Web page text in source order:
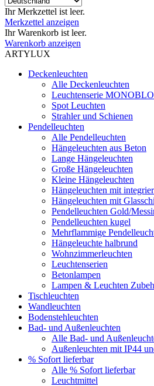
Ihr Merkzettel ist leer.
Merkzettel anzeigen
Ihr Warenkorb ist leer.
Warenkorb anzeigen
ARTYLUX
Deckenleuchten
Alle Deckenleuchten
Leuchtenserie
Spot Leuchten
Strahler und Schienen
Pendelleuchten
Alle Pendelleuchten
Hängeleuchten aus Beton
Lange Hängeleuchten
Große Hängeleuchten
Kleine Hängeleuchten
Hängeleuchten mit
Hängeleuchten mit
Pendelleuchten Gold/
Pendelleuchten kugel
Mehrflammige
Hängeleuchte halbrund
Wohnzimmerleuchten
Leuchtenserien
Betonlampen
Lampen & Leuchten
Tischleuchten
Wandleuchten
Bodenstehleuchten
Bad- und Außenleuchten
Alle Bad- und
Außenleuchten mit IP44
% Sofort lieferbar
Alle % Sofort lieferbar
Leuchtmittel